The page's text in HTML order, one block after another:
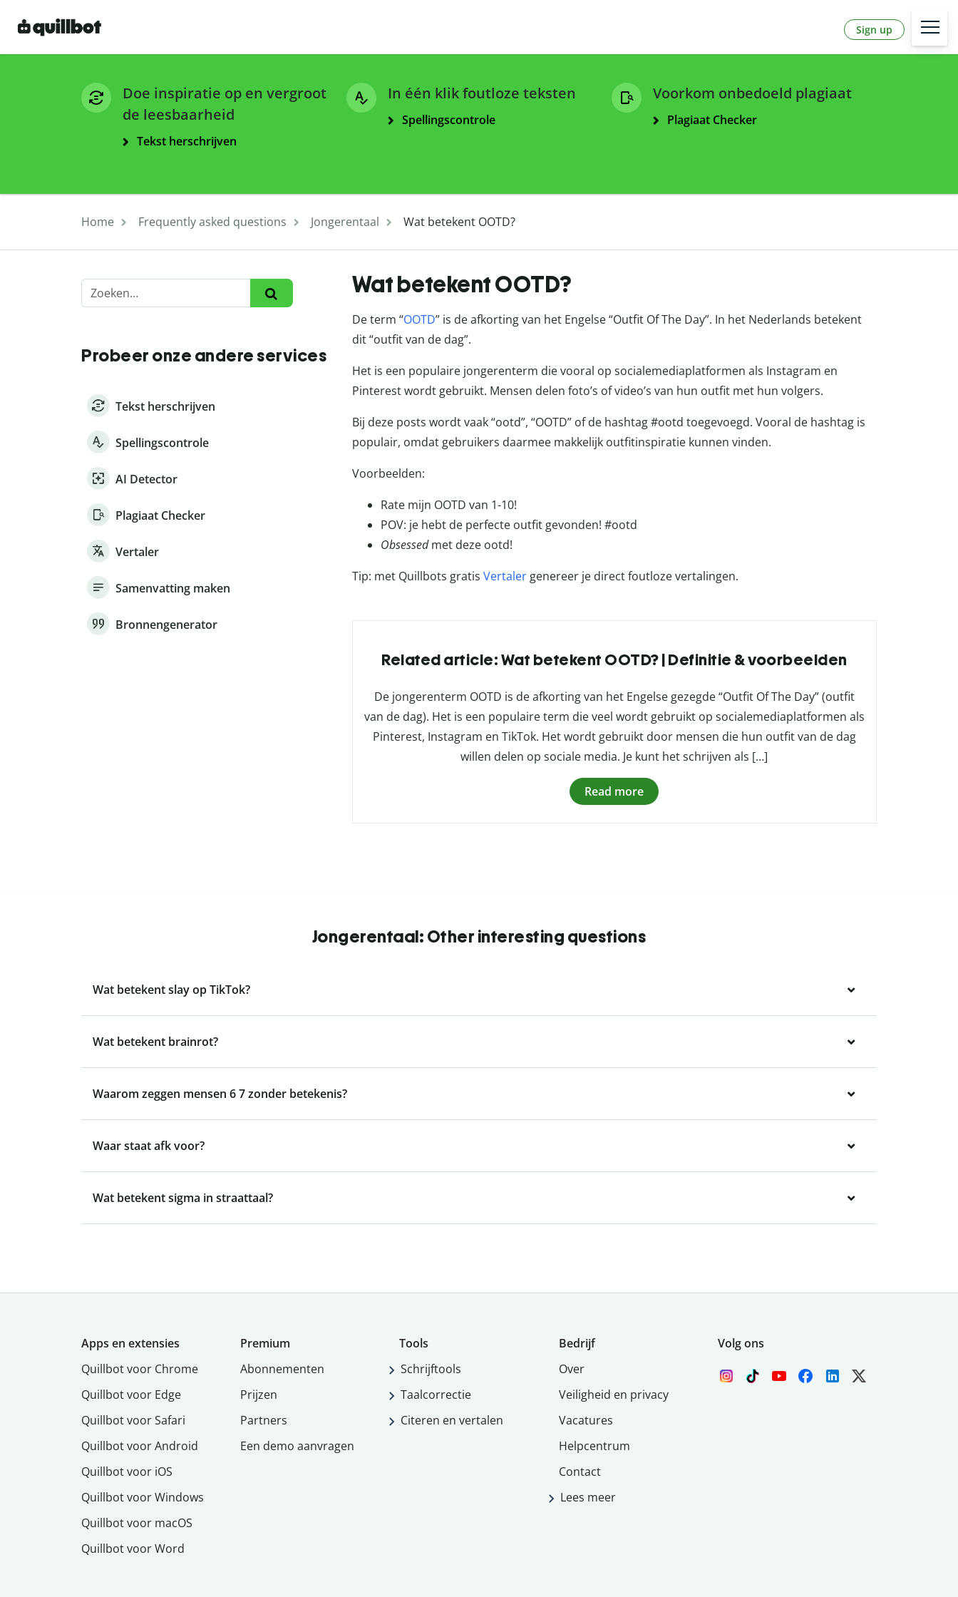
Sign up
Doe inspiratie op en vergroot
de leesbaarheid
Tekst herschrijven
In één klik foutloze teksten
Spellingscontrole
Voorkom onbedoeld plagiaat
Plagiaat Checker
Home Frequently asked questions Jongerentaal Wat betekent OOTD?
Probeer onze andere services
Tekst herschrijven
Spellingscontrole
AI Detector
Plagiaat Checker
Vertaler
Samenvatting maken
Bronnengenerator
Wat betekent OOTD?
De term “OOTD” is de afkorting van het Engelse “Outfit Of The Day”. In het Nederlands betekent
dit “outfit van de dag”.
Het is een populaire jongerenterm die vooral op socialemediaplatformen als Instagram en
Pinterest wordt gebruikt. Mensen delen foto’s of video’s van hun outfit met hun volgers.
Bij deze posts wordt vaak “ootd”, “OOTD” of de hashtag #ootd toegevoegd. Vooral de hashtag is
populair, omdat gebruikers daarmee makkelijk outfitinspiratie kunnen vinden.
Voorbeelden:
Rate mijn OOTD van 1-10!
POV: je hebt de perfecte outfit gevonden! #ootd
Obsessedmet deze ootd!
Tip: met Quillbots gratis Vertalergenereer je direct foutloze vertalingen.
Related article: Wat betekent OOTD? | Definitie & voorbeelden
De jongerenterm OOTD is de afkorting van het Engelse gezegde “Outfit Of The Day” (outfit
van de dag). Het is een populaire term die veel wordt gebruikt op socialemediaplatformen als
Pinterest, Instagram en TikTok. Het wordt gebruikt door mensen die hun outfit van de dag
willen delen op sociale media. Je kunt het schrijven als […]
Read more
Jongerentaal: Other interesting questions
Wat betekent slay op TikTok?
Wat betekent brainrot?
Waarom zeggen mensen 6 7 zonder betekenis?
Waar staat afk voor?
Wat betekent sigma in straattaal?
Apps en extensies
Quillbot voor Chrome
Quillbot voor Edge
Quillbot voor Safari
Quillbot voor Android
Quillbot voor iOS
Quillbot voor Windows
Quillbot voor macOS
Quillbot voor Word
Premium
Abonnementen
Prijzen
Partners
Een demo aanvragen
Tools
Schrijftools
Taalcorrectie
Citeren en vertalen
Bedrijf
Over
Veiligheid en privacy
Vacatures
Helpcentrum
Contact
Lees meer
Volg ons